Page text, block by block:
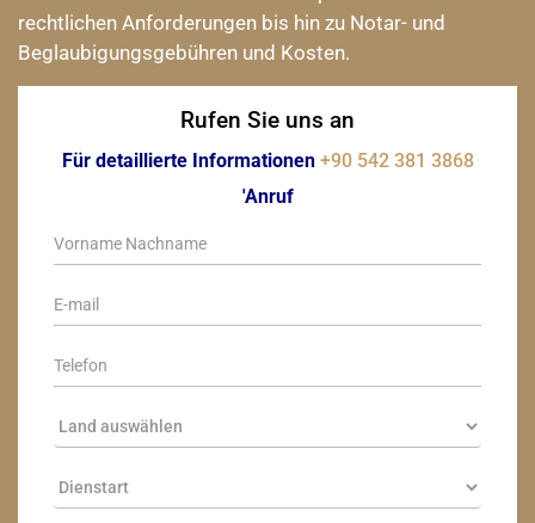
rechtlichen Anforderungen bis hin zu Notar- und
Beglaubigungsgebühren und Kosten.
Rufen Sie uns an
Für detaillierte Informationen +90 542 381 3868
'Anruf